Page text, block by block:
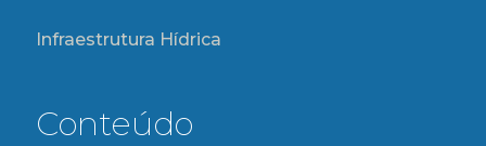
Infraestrutura Hídrica
Conteúdo